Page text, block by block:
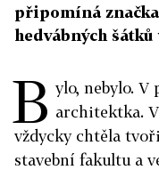
připomíná
hedvábných
B ylo, nebylo. V
architektka.
vždycky chtěla
stavební fakultu a